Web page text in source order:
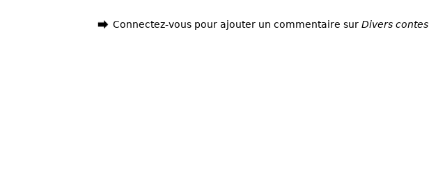
Connectez-vous pour ajouter un commentaire sur Divers contes